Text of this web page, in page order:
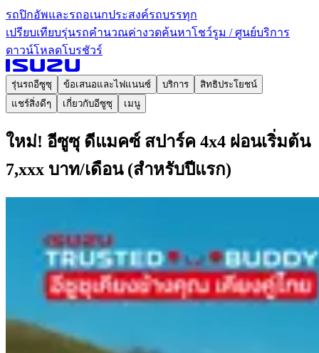
รถปิกอัพและรถอเนกประสงค์รถบรรทุก
เปรียบเทียบรุ่นรถคำนวณค่างวดค้นหาโชว์รูม / ศูนย์บริการ
ดาวน์โหลดโบรชัวร์
รุ่นรถอีซูซุ ข้อเสนอและไฟแนนซ์ บริการ
สิทธิประโยชน์
แชร์สิ่งดีๆ
เกี่ยวกับอีซูซุ เมนู
ใหม่! อีซูซุ ดีแมคซ์ สปาร์ค 4x4 ผ่อนเริ่มต้น
7,xxx บาท/เดือน (สำหรับปีแรก)